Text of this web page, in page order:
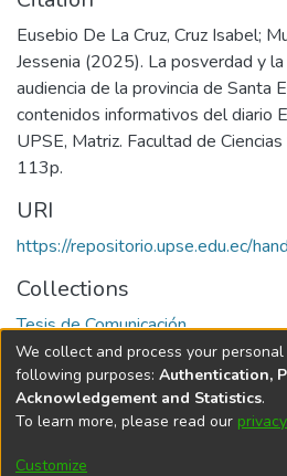
Eusebio De La Cruz, Cruz Isabel;
Jessenia (2025). La posverdad y
audiencia de la provincia de Santa
contenidos informativos del diario
UPSE, Matriz. Facultad de
113p.
URI
https://repositorio.upse.edu.ec/
Collections
Tesis de Comunicación
Full item page
DSpace softwarecopyright ©
Cookie
We collect and process your
following purposes: Authentication,
Acknowledgement and Statistics.
To learn more, please read our
Customize